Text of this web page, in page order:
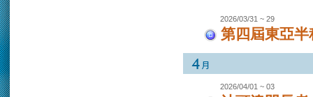
2026/03/31 ~ 29
第四屆東亞
2026/04/01 ~ 03